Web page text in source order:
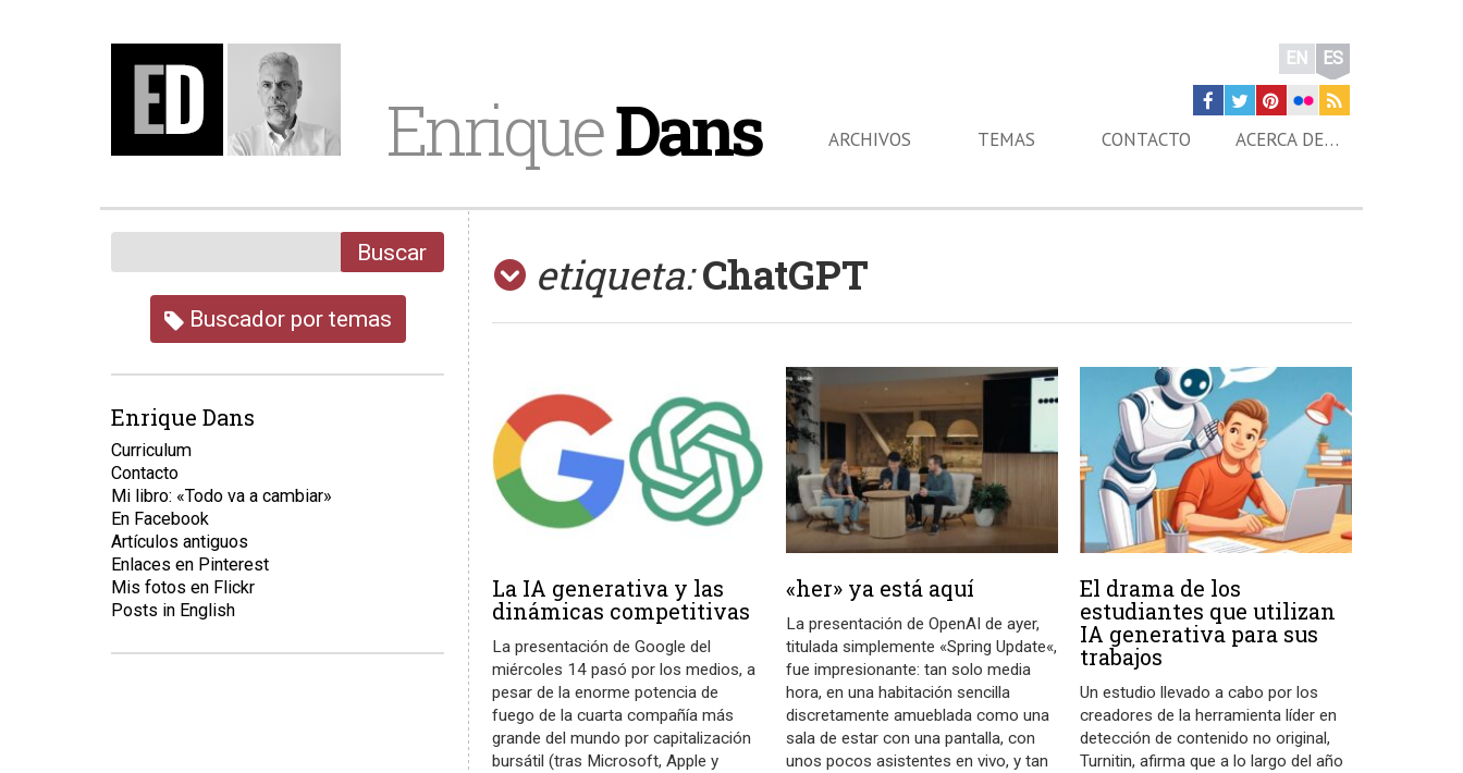
EnriqueDans
EN ES
ARCHIVOS TEMAS CONTACTO ACERCA DE…
etiqueta: ChatGPT
La IA generativa y las
dinámicas competitivas
La presentación de Google del
miércoles 14 pasó por los medios, a
pesar de la enorme potencia de
fuego de la cuarta compañía más
grande del mundo por capitalización
bursátil (tras Microsoft, Apple y
«her» ya está aquí
La presentación de OpenAI de ayer,
titulada simplemente «Spring Update«,
fue impresionante: tan solo media
hora, en una habitación sencilla
discretamente amueblada como una
sala de estar con una pantalla, con
unos pocos asistentes en vivo, y tan
El drama de los
estudiantes que utilizan
IA generativa para sus
trabajos
Un estudio llevado a cabo por los
creadores de la herramienta líder en
detección de contenido no original,
Turnitin, afirma que a lo largo del año
Buscar
Buscador por temas
Enrique Dans
Curriculum
Contacto
Mi libro: «Todo va a cambiar»
En Facebook
Artículos antiguos
Enlaces en Pinterest
Mis fotos en Flickr
Posts in English